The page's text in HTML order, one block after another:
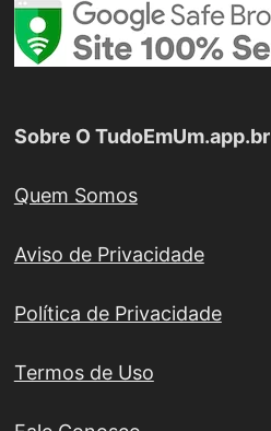
Sobre O TudoEmUm.app.br
Quem Somos
Aviso de Privacidade
Política de Privacidade
Termos de Uso